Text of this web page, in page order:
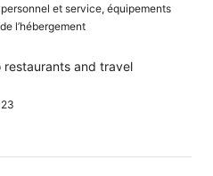
et service, équipements
l’hébergement
restaurants and travel